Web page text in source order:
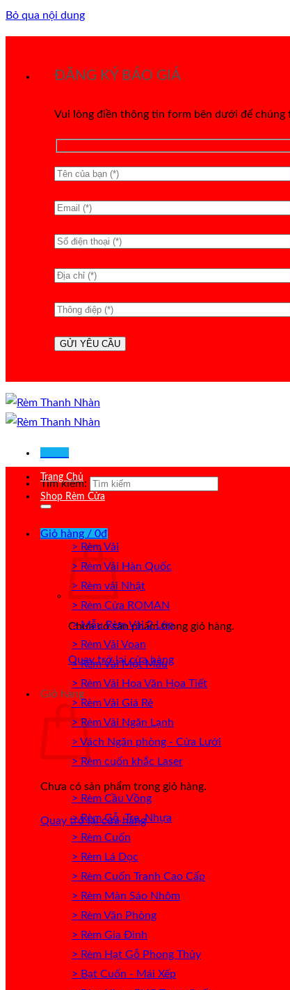
Bỏ qua nội dung
ĐĂNG KÝ BÁO GIÁ
Vui lòng điền thông tin form bên dưới để chúng
Tìm kiếm:
Giỏ hàng / 0₫
Chưa có sản phẩm trong giỏ hàng.
Quay trở lại cửa hàng
Giỏ hàng
Chưa có sản phẩm trong giỏ hàng.
Quay trở lại cửa hàng
Trang Chủ
Shop Rèm Cửa
> Rèm Vải
> Rèm Vải Hàn Quốc
> Rèm vải Nhật
> Rèm Cửa ROMAN
> Mẫu Rèm Vải 2 Lớp
> Rèm Vải Voan
> Rèm Vải Một Màu
> Rèm Vải Hoa Văn Họa Tiết
> Rèm Vải Giá Rẻ
> Rèm Vải Ngăn Lạnh
> Vách Ngăn phòng - Cửa Lưới
> Rèm cuốn khắc Laser
> Rèm Cầu Vồng
> Rèm Gỗ, Tre, Nhựa
> Rèm Cuốn
> Rèm Lá Dọc
> Rèm Cuốn Tranh Cao Cấp
> Rèm Màn Sáo Nhôm
> Rèm Văn Phòng
> Rèm Gia Đình
> Rèm Hạt Gỗ Phong Thủy
> Bạt Cuốn - Mái Xếp